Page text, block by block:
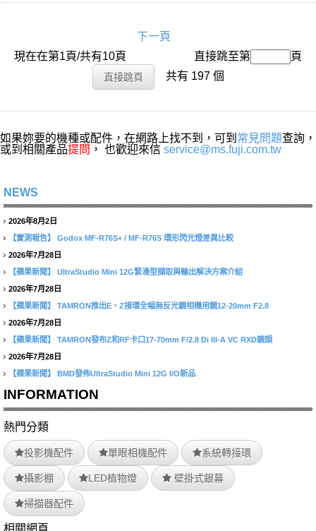
下一頁
現在在第1頁/共有10頁
直接跳至第
頁
共有 197 個
如果妳要的機種或配件，在網路上找不到，可到 常見問題查詢，
或到相關產品提問 ， 也歡迎來信 service@ms.fuji.com.tw
NEWS
2026年8月2日
【實測報告】
Godox MF-R76S+ / MF-R76S 環形閃光燈差異比較
2026年7月28日
【蘋果新聞】
UltraStudio Mini 12G緊湊型擷取與輸出解決方案介紹
2026年7月28日
【蘋果新聞】
TAMRON推出E、Z接環全幅無反光鏡相機用鏡12-20mm F2.8
2026年7月28日
【蘋果新聞】
TAMRON發布Z和RF卡口17-70mm F/2.8 Di III-A VC RXD鏡頭
2026年7月28日
【蘋果新聞】
BMD發佈UltraStudio Mini 12G I/O新品
INFORMATION
熱門分類
投影機配件 單眼相機配件 系統轉接環
攝影棚 LED植物燈 壁掛式銀幕
掃描器配件
相關網頁